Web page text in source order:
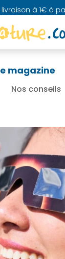
1€ à partir de
magazine
Nos conseils